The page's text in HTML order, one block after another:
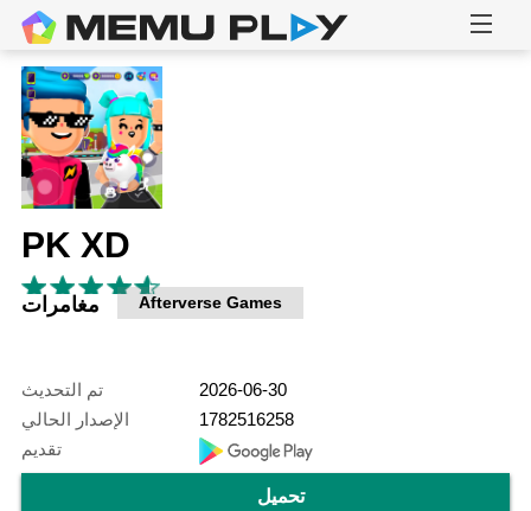
PK XD
مغامرات Afterverse Games
تم التحديث
2026-06-30
الإصدار الحالي
1782516258
تقديم
تحميل